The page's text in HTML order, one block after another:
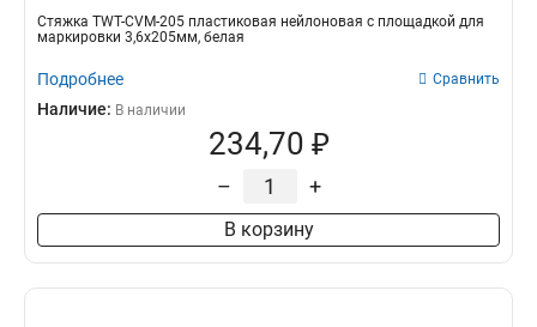
Стяжка TWT-CVM-205 пластиковая нейлоновая с площадкой для
маркировки 3,6х205мм, белая
Подробнее Сравнить
Наличие: В наличии
234,70 ₽
– +
В корзину